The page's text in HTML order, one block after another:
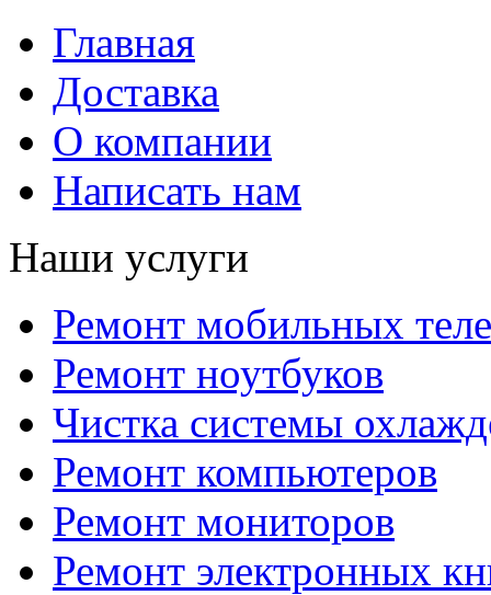
Главная
Доставка
О компании
Написать нам
Наши услуги
Ремонт мобильных
Ремонт ноутбуков
Чистка системы
Ремонт компьютеров
Ремонт мониторов
Ремонт электронных